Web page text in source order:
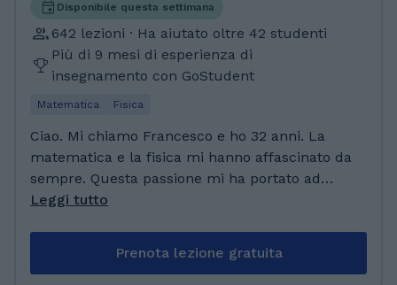
Disponibile questa settimana
642 lezioni · Ha aiutato oltre 42 studenti
Più di 9 mesi di esperienza di
insegnamento con GoStudent
Matematica Fisica
Ciao. Mi chiamo Francesco e ho 32 anni. La
matematica e la fisica mi hanno affascinato da
sempre. Questa passione mi ha portato ad
ottenere un dottorato di ricerca in matematica.
tutoraggi ed esercitazioni in ambito
Leggi tutto
Prenota lezione gratuita